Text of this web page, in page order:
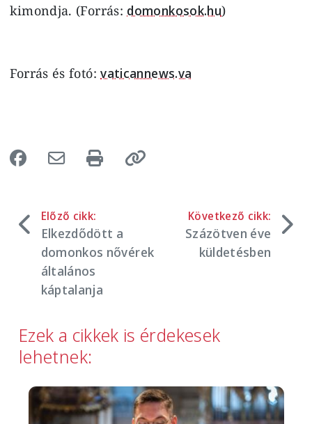
kimondja. (Forrás: domonkosok.hu)
Forrás és fotó:vaticannews.va
Előző cikk:
Elkezdődött a
domonkos nővérek
általános
káptalanja
Következő cikk:
Százötven éve
küldetésben
Ezek a cikkek is érdekesek
lehetnek:
Image